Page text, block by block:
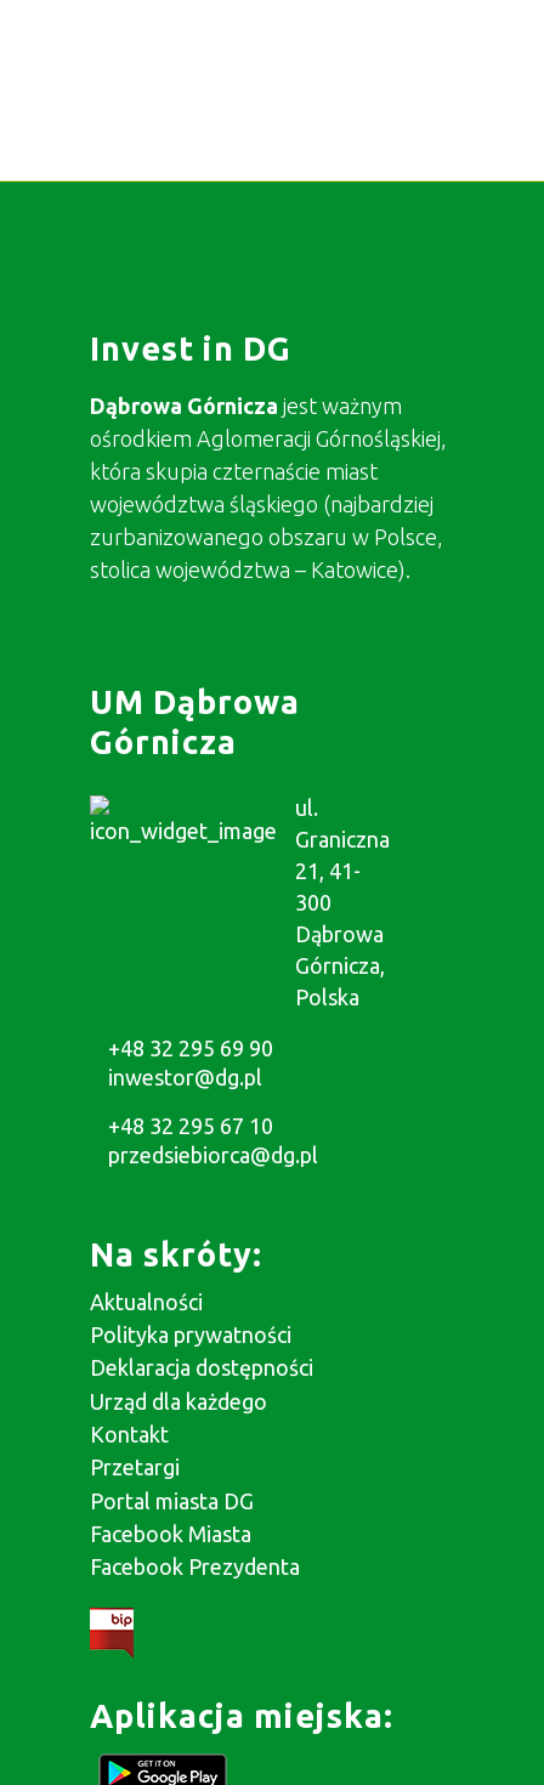
Invest in DG
Dąbrowa Górnicza jest ważnym
ośrodkiem Aglomeracji Górnośląskiej,
która skupia czternaście miast
województwa śląskiego (najbardziej
zurbanizowanego obszaru w Polsce,
stolica województwa – Katowice).
UM Dąbrowa
Górnicza
ul.
Graniczna
21, 41-
300
Dąbrowa
Górnicza,
Polska
+48 32 295 69 90
inwestor@dg.pl
+48 32 295 67 10
przedsiebiorca@dg.pl
Na skróty:
Aktualności
Polityka prywatności
Deklaracja dostępności
Urząd dla każdego
Kontakt
Przetargi
Portal miasta DG
Facebook Miasta
Facebook Prezydenta
Aplikacja miejska: